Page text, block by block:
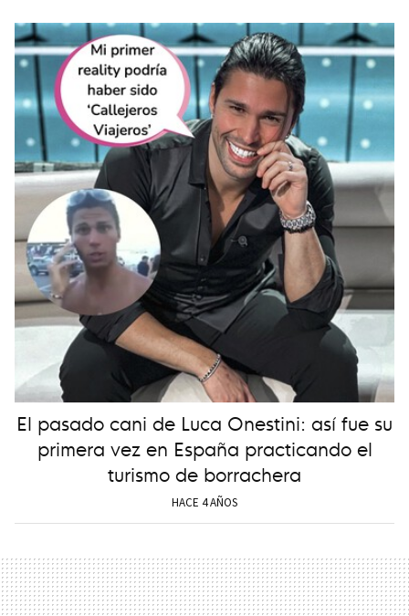
El pasado cani de Luca Onestini: así fue su
primera vez en España practicando el
turismo de borrachera
HACE 4 AÑOS